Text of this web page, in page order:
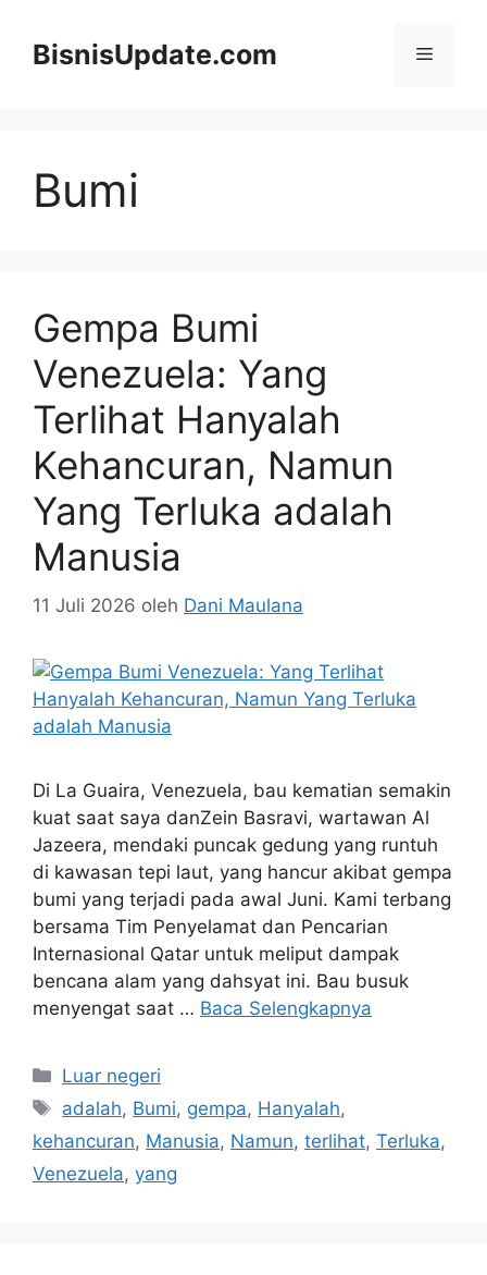
BisnisUpdate.com Menu
Bumi
Gempa Bumi
Venezuela: Yang
Terlihat Hanyalah
Kehancuran, Namun
Yang Terluka adalah
Manusia
11 Juli 2026 oleh Dani Maulana
Di La Guaira, Venezuela, bau kematian semakin
kuat saat saya danZein Basravi, wartawan Al
Jazeera, mendaki puncak gedung yang runtuh
di kawasan tepi laut, yang hancur akibat gempa
bumi yang terjadi pada awal Juni. Kami terbang
bersama Tim Penyelamat dan Pencarian
Internasional Qatar untuk meliput dampak
bencana alam yang dahsyat ini. Bau busuk
menyengat saat … Baca Selengkapnya
Kategori
Luar negeri
Tag
adalah, Bumi, gempa, Hanyalah,
kehancuran, Manusia, Namun, terlihat, Terluka,
Venezuela, yang